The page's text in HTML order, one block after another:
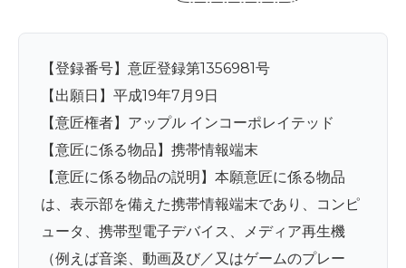
【登録番号】意匠登録第1356981号
【出願日】平成19年7月9日
【意匠権者】アップル インコーポレイテッド
【意匠に係る物品】携帯情報端末
【意匠に係る物品の説明】本願意匠に係る物品
は、表示部を備えた携帯情報端末であり、コンピ
ュータ、携帯型電子デバイス、メディア再生機
（例えば音楽、動画及び／又はゲームのプレー